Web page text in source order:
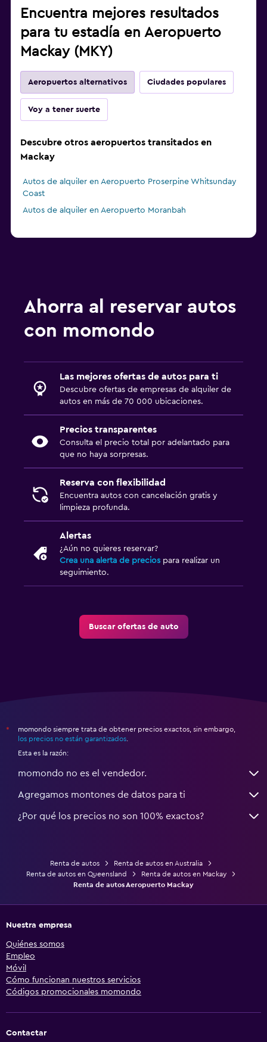
Encuentra mejores resultados
para tu estadía en Aeropuerto
Mackay (MKY)
Aeropuertos alternativos Ciudades populares
Voy a tener suerte
Descubre otros aeropuertos transitados en
Mackay
Autos de alquiler en Aeropuerto Proserpine Whitsunday
Coast
Autos de alquiler en Aeropuerto Moranbah
Ahorra al reservar autos
con momondo
Las mejores ofertas de autos para ti
Descubre ofertas de empresas de alquiler de
autos en más de 70 000 ubicaciones.
Precios transparentes
Consulta el precio total por adelantado para
que no haya sorpresas.
Reserva con flexibilidad
Encuentra autos con cancelación gratis y
limpieza profunda.
Alertas
¿Aún no quieres reservar?
Crea una alerta de precios para realizar un
seguimiento.
Buscar ofertas de auto
*
momondo siempre trata de obtener precios exactos, sin embargo,
los precios no están garantizados.
Esta es la razón:
momondo no es el vendedor.
Agregamos montones de datos para ti
¿Por qué los precios no son 100% exactos?
Renta de autos
Renta de autos en Australia
Renta de autos en Queensland
Renta de autos en Mackay
Renta de autos Aeropuerto Mackay
Nuestra empresa
Quiénes somos
Empleo
Móvil
Cómo funcionan nuestros servicios
Códigos promocionales momondo
Contactar